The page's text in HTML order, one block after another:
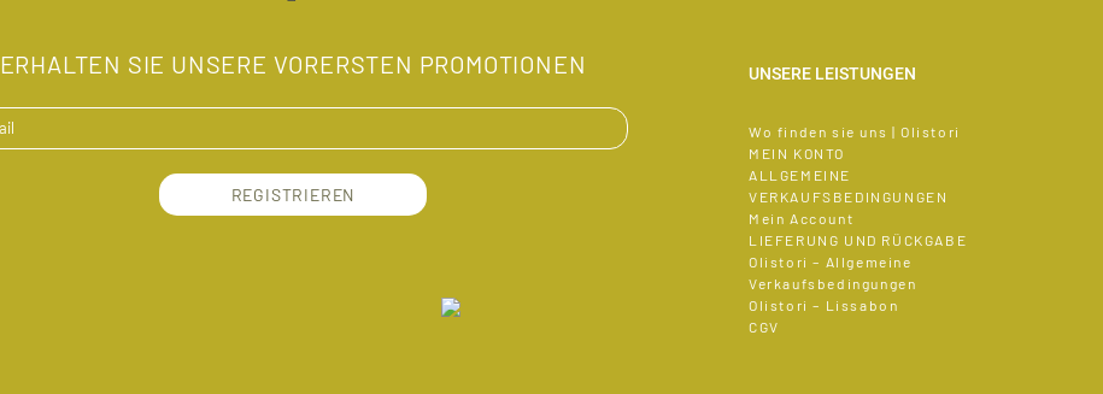
ERHALTEN SIE UNSERE VORERSTEN PROMOTIONEN UNSERE LEISTUNGEN
Wo finden sie uns | Olistori
MEIN KONTO
ALLGEMEINE
VERKAUFSBEDINGUNGEN
Mein Account
LIEFERUNG UND RÜCKGABE
Olistori – Allgemeine
Verkaufsbedingungen
Olistori – Lissabon
CGV